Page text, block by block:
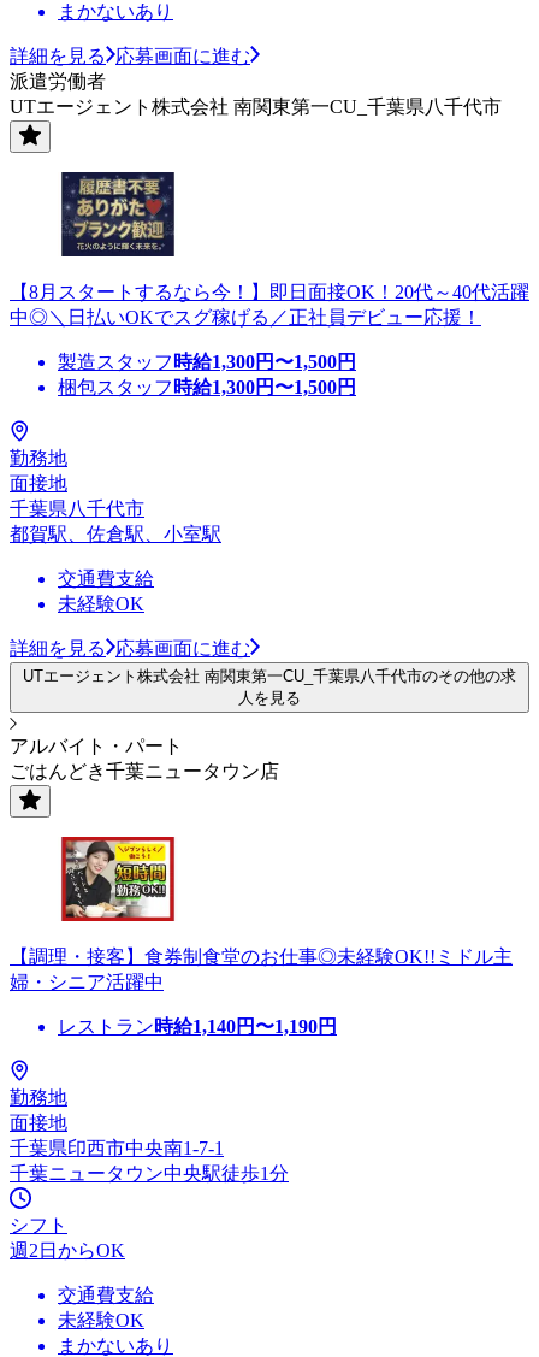
まかないあり
詳細を見る
応募画面に進む
派遣労働者
UTエージェント株式会社 南関東第一CU_千葉県八千代市
【8月スタートするなら今！】即日面接OK！20代～40代活躍
中◎＼日払いOKでスグ稼げる／正社員デビュー応援！
製造スタッフ 時給1,300円〜1,500円
梱包スタッフ 時給1,300円〜1,500円
勤務地
面接地
千葉県八千代市
都賀駅、佐倉駅、小室駅
交通費支給
未経験OK
詳細を見る 応募画面に進む
UTエージェント株式会社 南関東第一CU_千葉県八千代市のその他の求
人を見る
アルバイト・パート
ごはんどき千葉ニュータウン店
【調理・接客】食券制食堂のお仕事◎未経験OK!!ミドル主
婦・シニア活躍中
レストラン時給1,140円〜1,190円
勤務地
面接地
千葉県印西市中央南1-7-1
千葉ニュータウン中央駅徒歩1分
シフト
週2日からOK
交通費支給
未経験OK
まかないあり